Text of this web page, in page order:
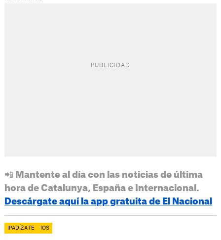
📲 Mantente al día con las noticias de última
hora de Catalunya, España e Internacional.
Descárgate aquí la app gratuita de El Nacional
IPADÍZATE IOS